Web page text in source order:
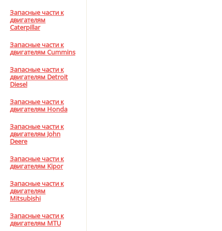
Запасные части к
двигателям
Caterpillar
Запасные части к
двигателям Cummins
Запасные части к
двигателям Detroit
Diesel
Запасные части к
двигателям Honda
Запасные части к
двигателям John
Deere
Запасные части к
двигателям Kipor
Запасные части к
двигателям
Mitsubishi
Запасные части к
двигателям MTU